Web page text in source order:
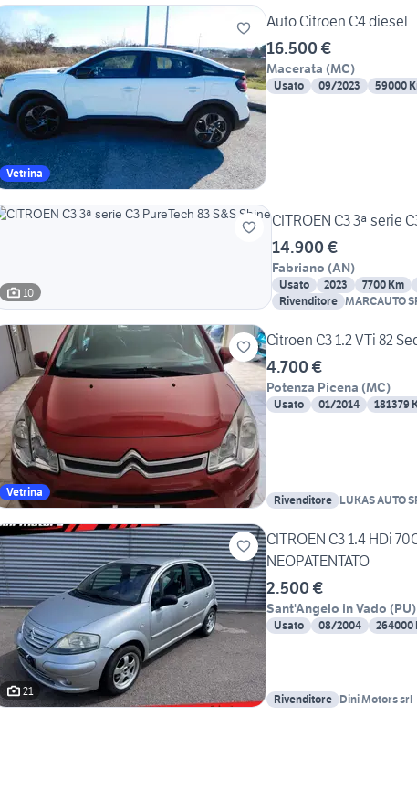
Vetrina
Auto Citroen C4 diesel
16.500 €
Macerata (MC)
Usato 09/2023 59000
10
CITROEN C3 3ª serie
14.900 €
Fabriano (AN)
Usato 2023 7700 Km
Rivenditore MARCAUTO
Vetrina
Citroen C3 1.2 VTi 82
4.700 €
Potenza Picena (MC)
Usato 01/2014 181379
Rivenditore
21
CITROEN C3 1.4 HDi
NEOPATENTATO
2.500 €
Sant'Angelo in Vado (PU)
Usato 08/2004 264000
Rivenditore Dini Motors srl